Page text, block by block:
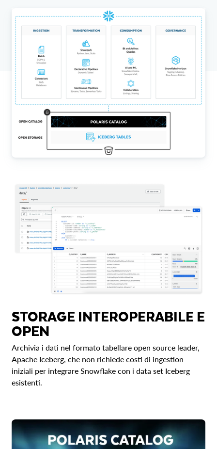
STORAGE INTEROPERABILE E
OPEN
Archivia i dati nel formato tabellare open source leader,
Apache Iceberg, che non richiede costi di ingestion
iniziali per integrare Snowflake con i data set Iceberg
esistenti.